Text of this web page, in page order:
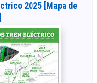
2025 [Mapa de